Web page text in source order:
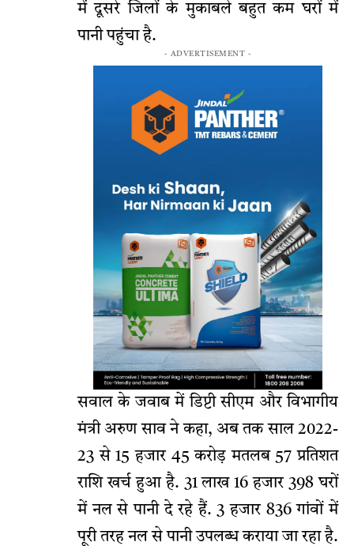
में दूसरे जिलों के मुकाबले बहुत कम घरों में
पानी पहुंचा है.
- ADVERTISEMENT -
सवाल के जवाब में डिप्टी सीएम और विभागीय
मंत्री अरुण साव ने कहा, अब तक साल 2022-
23 से 15 हजार 45 करोड़ मतलब 57 प्रतिशत
राशि खर्च हुआ है. 31 लाख 16 हजार 398 घरों
में नल से पानी दे रहे हैं. 3 हजार 836 गांवों में
पूरी तरह नल से पानी उपलब्ध कराया जा रहा है.